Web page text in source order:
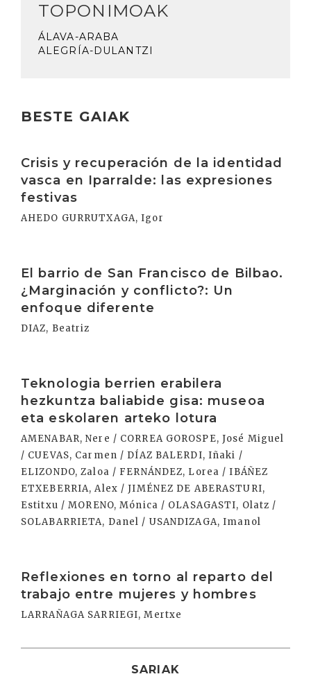
TOPONIMOAK
ÁLAVA-ARABA
ALEGRÍA-DULANTZI
BESTE GAIAK
Crisis y recuperación de la identidad
vasca en Iparralde: las expresiones
festivas
AHEDO GURRUTXAGA, Igor
El barrio de San Francisco de Bilbao.
¿Marginación y conflicto?: Un
enfoque diferente
DIAZ, Beatriz
Teknologia berrien erabilera
hezkuntza baliabide gisa: museoa
eta eskolaren arteko lotura
AMENABAR, Nere / CORREA GOROSPE, José Miguel
/ CUEVAS, Carmen / DÍAZ BALERDI, Iñaki /
ELIZONDO, Zaloa / FERNÁNDEZ, Lorea / IBÁÑEZ
ETXEBERRIA, Alex / JIMÉNEZ DE ABERASTURI,
Estitxu / MORENO, Mónica / OLASAGASTI, Olatz /
SOLABARRIETA, Danel / USANDIZAGA, Imanol
Reflexiones en torno al reparto del
trabajo entre mujeres y hombres
LARRAÑAGA SARRIEGI, Mertxe
SARIAK